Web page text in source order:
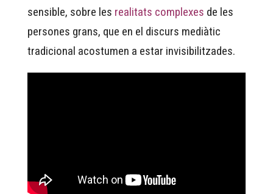
sensible, sobre les realitats complexes de les
persones grans, que en el discurs mediàtic
tradicional acostumen a estar invisibilitzades.